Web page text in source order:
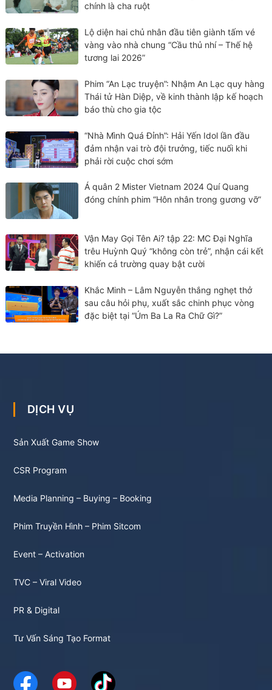
chính là cha ruột
Lộ diện hai chủ nhân đầu tiên giành tấm vé
vàng vào nhà chung “Cầu thủ nhí – Thế hệ
tương lai 2026”
Phim “An Lạc truyện”: Nhậm An Lạc quy hàng
Thái tử Hàn Diệp, về kinh thành lập kế hoạch
báo thù cho gia tộc
“Nhà Mình Quá Đỉnh”: Hải Yến Idol lần đầu
đảm nhận vai trò đội trưởng, tiếc nuối khi
phải rời cuộc chơi sớm
Á quân 2 Mister Vietnam 2024 Quí Quang
đóng chính phim “Hôn nhân trong gương vỡ”
Vận May Gọi Tên Ai? tập 22: MC Đại Nghĩa
trêu Huỳnh Quý “không còn trẻ”, nhận cái kết
khiến cả trường quay bật cười
Khắc Minh – Lâm Nguyễn thắng nghẹt thở
sau câu hỏi phụ, xuất sắc chinh phục vòng
đặc biệt tại “Úm Ba La Ra Chữ Gì?”
DỊCH VỤ
Sản Xuất Game Show
CSR Program
Media Planning – Buying – Booking
Phim Truyền Hình – Phim Sitcom
Event – Activation
TVC – Viral Video
PR & Digital
Tư Vấn Sáng Tạo Format